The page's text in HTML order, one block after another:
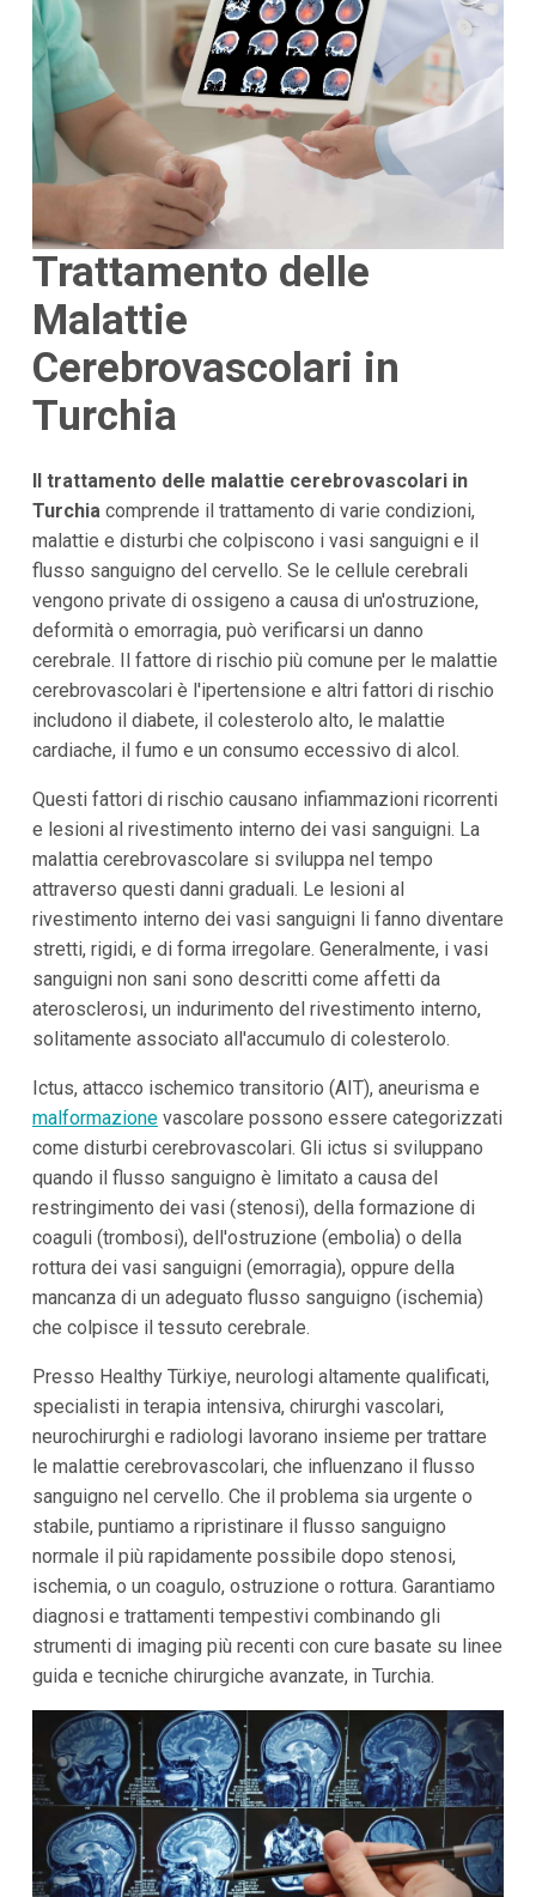
Trattamento delle
Malattie
Cerebrovascolari in
Turchia
Il trattamento delle malattie cerebrovascolari in
Turchia comprende il trattamento di varie condizioni,
malattie e disturbi che colpiscono i vasi sanguigni e il
flusso sanguigno del cervello. Se le cellule cerebrali
vengono private di ossigeno a causa di un'ostruzione,
deformità o emorragia, può verificarsi un danno
cerebrale. Il fattore di rischio più comune per le malattie
cerebrovascolari è l'ipertensione e altri fattori di rischio
includono il diabete, il colesterolo alto, le malattie
cardiache, il fumo e un consumo eccessivo di alcol.
Questi fattori di rischio causano infiammazioni ricorrenti
e lesioni al rivestimento interno dei vasi sanguigni. La
malattia cerebrovascolare si sviluppa nel tempo
attraverso questi danni graduali. Le lesioni al
rivestimento interno dei vasi sanguigni li fanno diventare
stretti, rigidi, e di forma irregolare. Generalmente, i vasi
sanguigni non sani sono descritti come affetti da
aterosclerosi, un indurimento del rivestimento interno,
solitamente associato all'accumulo di colesterolo.
Ictus, attacco ischemico transitorio (AIT), aneurisma e
malformazionevascolare possono essere categorizzati
come disturbi cerebrovascolari. Gli ictus si sviluppano
quando il flusso sanguigno è limitato a causa del
restringimento dei vasi (stenosi), della formazione di
coaguli (trombosi), dell'ostruzione (embolia) o della
rottura dei vasi sanguigni (emorragia), oppure della
mancanza di un adeguato flusso sanguigno (ischemia)
che colpisce il tessuto cerebrale.
Presso Healthy Türkiye, neurologi altamente qualificati,
specialisti in terapia intensiva, chirurghi vascolari,
neurochirurghi e radiologi lavorano insieme per trattare
le malattie cerebrovascolari, che influenzano il flusso
sanguigno nel cervello. Che il problema sia urgente o
stabile, puntiamo a ripristinare il flusso sanguigno
normale il più rapidamente possibile dopo stenosi,
ischemia, o un coagulo, ostruzione o rottura. Garantiamo
diagnosi e trattamenti tempestivi combinando gli
strumenti di imaging più recenti con cure basate su linee
guida e tecniche chirurgiche avanzate, in Turchia.